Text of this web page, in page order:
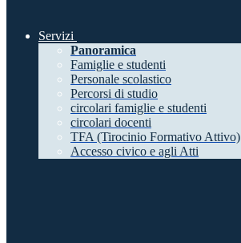
Servizi
Panoramica
Famiglie e studenti
Personale scolastico
Percorsi di studio
circolari famiglie e studenti
circolari docenti
TFA (Tirocinio Formativo Attivo)
Accesso civico e agli Atti